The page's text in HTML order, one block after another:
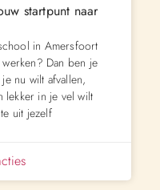
startpunt naar
in Amersfoort
Dan ben je
nu wilt afvallen,
lekker in je vel wilt
uit jezelf